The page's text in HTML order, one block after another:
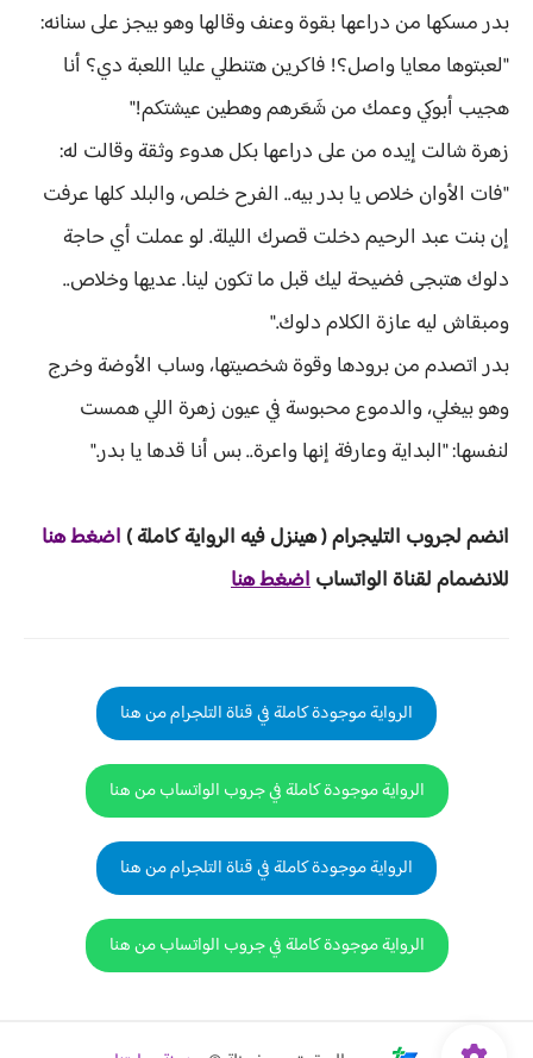
بدر مسكها من دراعها بقوة وعنف وقالها وهو بيجز على سنانه:
"لعبتوها معايا واصل؟! فاكرين هتنطلي عليا اللعبة دي؟ أنا
هجيب أبوكي وعمك من شَعَرهم وهطين عيشتكم!"
زهرة شالت إيده من على دراعها بكل هدوء وثقة وقالت له:
"فات الأوان خلاص يا بدر بيه.. الفرح خلص، والبلد كلها عرفت
إن بنت عبد الرحيم دخلت قصرك الليلة. لو عملت أي حاجة
دلوك هتبجى فضيحة ليك قبل ما تكون لينا. عديها وخلاص..
ومبقاش ليه عازة الكلام دلوك."
بدر اتصدم من برودها وقوة شخصيتها، وساب الأوضة وخرج
وهو بيغلي، والدموع محبوسة في عيون زهرة اللي همست
لنفسها: "البداية وعارفة إنها واعرة.. بس أنا قدها يا بدر."
انضم لجروب التليجرام ( هينزل فيه الرواية كاملة ) اضغط هنا
للانضمام لقناة الواتساباضغط هنا
الرواية موجودة كاملة في قناة التلجرام من هنا
الرواية موجودة كاملة في جروب الواتساب من هنا
الرواية موجودة كاملة في قناة التلجرام من هنا
الرواية موجودة كاملة في جروب الواتساب من هنا